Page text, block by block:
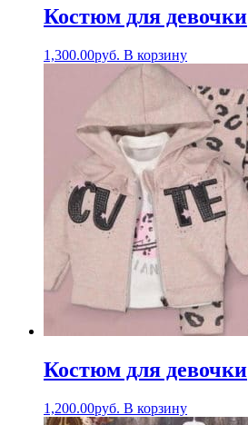
Костюм для девочки
1,300.00руб. В корзину
Костюм для девочки
1,200.00руб. В корзину